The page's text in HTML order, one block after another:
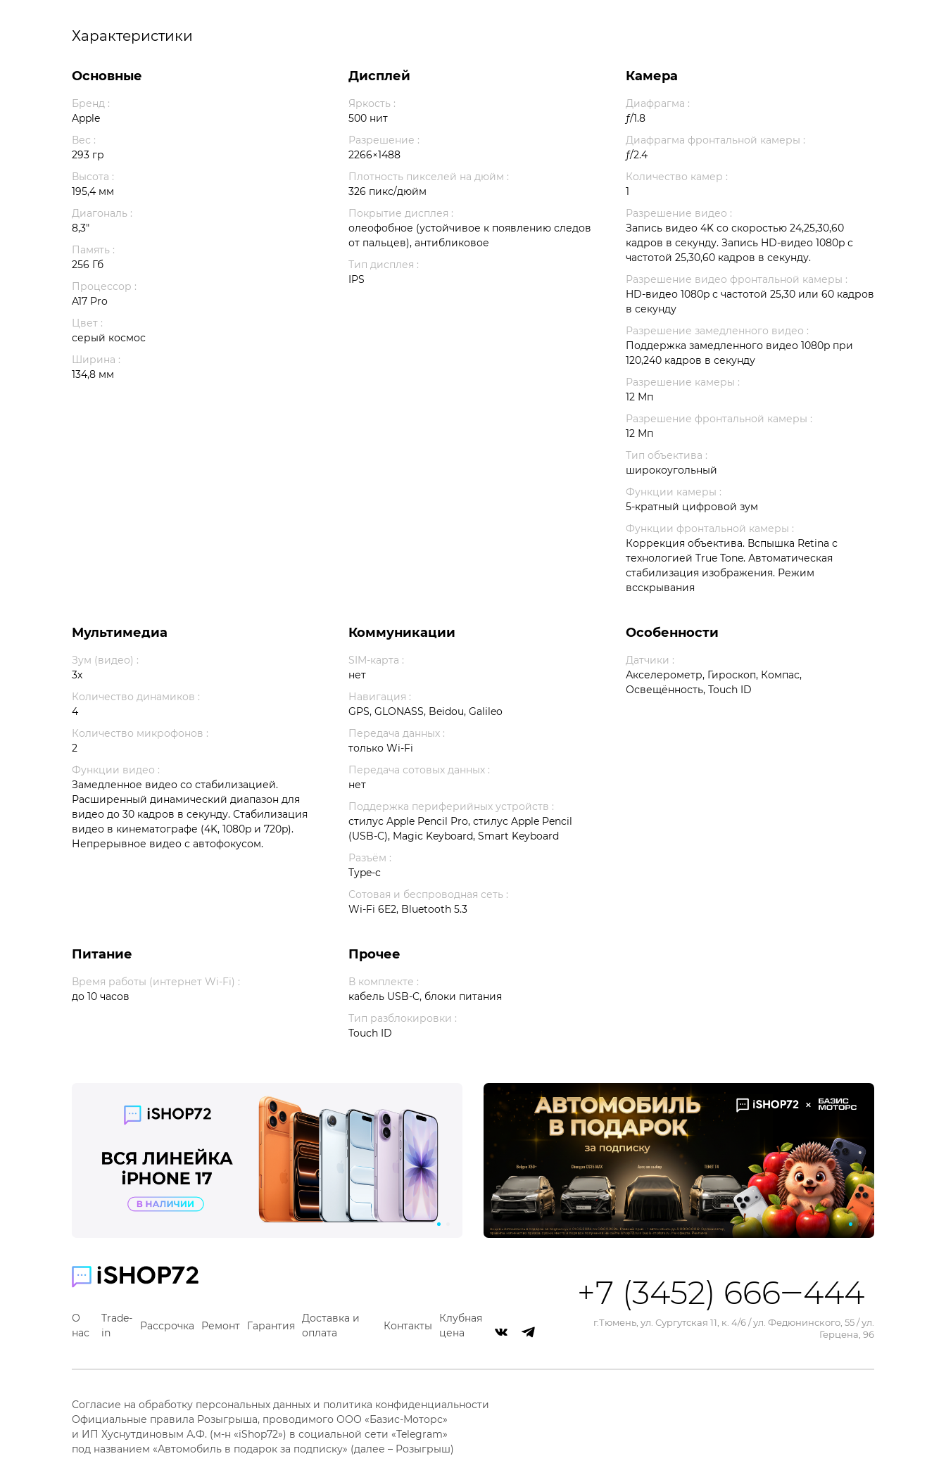
Характеристики
Основные
Бренд :
Apple
Вес :
293 гр
Высота :
195,4 мм
Диагональ :
8,3"
Память :
256 Гб
Процессор :
A17 Pro
Цвет :
серый космос
Ширина :
134,8 мм
Дисплей
Яркость :
500 нит
Разрешение :
2266×1488
Плотность пикселей на дюйм :
326 пикс/дюйм
Покрытие дисплея :
олеофобное (устойчивое к появлению следов
от пальцев), антибликовое
Тип дисплея :
IPS
Камера
Диафрагма :
ƒ/1.8
Диафрагма фронтальной камеры :
ƒ/2.4
Количество камер :
1
Разрешение видео :
Запись видео 4K со скоростью 24,25,30,60
кадров в секунду. Запись HD-видео 1080p с
частотой 25,30,60 кадров в секунду.
Разрешение видео фронтальной камеры :
HD-видео 1080p с частотой 25,30 или 60 кадров
в секунду
Разрешение замедленного видео :
Поддержка замедленного видео 1080p при
120,240 кадров в секунду
Разрешение камеры :
12 Мп
Разрешение фронтальной камеры :
12 Мп
Тип объектива :
широкоугольный
Функции камеры :
5-кратный цифровой зум
Функции фронтальной камеры :
Коррекция объектива. Вспышка Retina с
технологией True Tone. Автоматическая
стабилизация изображения. Режим
всскрывания
Мультимедиа
Зум (видео) :
3х
Количество динамиков :
4
Количество микрофонов :
2
Функции видео :
Замедленное видео со стабилизацией.
Расширенный динамический диапазон для
видео до 30 кадров в секунду. Стабилизация
видео в кинематографе (4K, 1080p и 720p).
Непрерывное видео с автофокусом.
Коммуникации
SIM-карта :
нет
Навигация :
GPS, GLONASS, Beidou, Galileo
Передача данных :
только Wi-Fi
Передача сотовых данных :
нет
Поддержка периферийных устройств :
стилус Apple Pencil Pro, стилус Apple Pencil
(USB‑C), Magic Keyboard, Smart Keyboard
Разъём :
Type-c
Сотовая и беспроводная сеть :
Wi-Fi 6E2, Bluetooth 5.3
Особенности
Датчики :
Акселерометр, Гироскоп, Компас,
Освещённость, Touch ID
Питание
Время работы (интернет Wi-Fi) :
до 10 часов
Прочее
В комплекте :
кабель USB-C, блоки питания
Тип разблокировки :
Touch ID
О
нас
Trade-
in
Рассрочка Ремонт Гарантия
Доставка и
оплата
Контакты
Клубная
цена
+7 (3452) 666‒444
г.Тюмень, ул. Сургутская 11, к. 4/6 / ул. Федюнинского, 55 / ул.
Герцена, 96
Согласие на обработку персональных данных и политика конфиденциальности
Официальные правила Розыгрыша, проводимого ООО «Базис-Моторс»
и ИП Хуснутдиновым А.Ф. (м-н «iShop72») в социальной сети «Telegram»
под названием «Автомобиль в подарок за подписку» (далее – Розыгрыш)